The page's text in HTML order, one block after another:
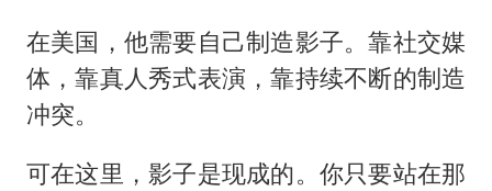
在美国，他需要自己制造影子。靠社交媒
体，靠真人秀式表演，靠持续不断的制造
冲突。
可在这里，影子是现成的。你只要站在那